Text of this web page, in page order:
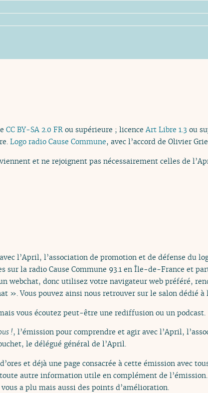
CC BY-SA 2.0 FR ou supérieure ; licenceArt Libre 1.3 ou
Logo radio Cause Commune, avec l’accord de Olivier
et ne rejoignent pas nécessairement celles de
l’April, l’association de promotion et de défense du
sur la radio Cause Commune 93.1 en Île-de-France et
webchat, donc utilisez votre navigateur web préféré,
». Vous pouvez ainsi nous retrouver sur le salon dédié à
vous écoutez peut-être une rediffusion ou un podcast.
!, l’émission pour comprendre et agir avec l’April,
le délégué général de l’April.
et déjà une page consacrée à cette émission avec
autre information utile en complément de l’émission.
a plu mais aussi des points d’amélioration.